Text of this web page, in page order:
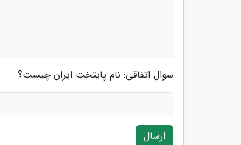
سوال اتفاقی: نام پایتخت ایران چیست؟
ارسال